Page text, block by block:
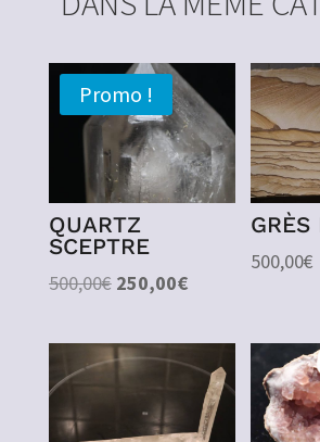
Promo !
QUARTZ
SCEPTRE
500,00€ Le
initial
était :
250,00€Le
actuel
est :
250,00€.
GRÈS
500,00€